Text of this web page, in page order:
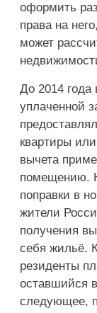
оформить
права на
может
До 2014 года
уплаченной
квартиры
вычета
помещению.
поправки в
жители
получения
себя жильё.
резиденты
оставшийся
следующее,